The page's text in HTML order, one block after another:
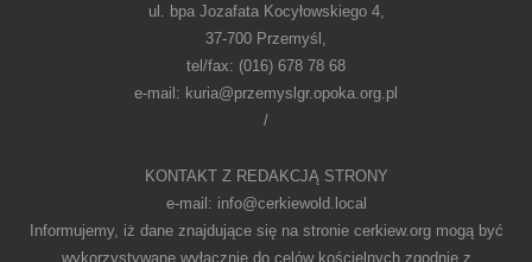
ul. bpa Jozafata Kocyłowskiego 4,
37-700 Przemyśl,
tel/fax: (016) 678 78 68
e-mail: kuria@przemyslgr.opoka.org.pl
/
KONTAKT Z REDAKCJĄ STRONY
e-mail: info@cerkiewold.local
Informujemy, iż dane znajdujące się na stronie cerkiew.org mogą być
wykorzystywane wyłącznie do celów kościelnych zgodnie z